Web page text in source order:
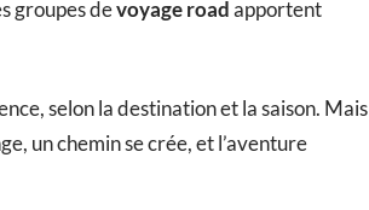
groupes devoyage roadapportent
selon la destination et la saison. Mais
un chemin se crée, et l’aventure